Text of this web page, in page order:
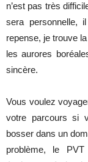
n’est pas très
sera personnelle,
repense, je trouve
les aurores
sincère.
Vous voulez
votre parcours si
bosser dans un
problème, le